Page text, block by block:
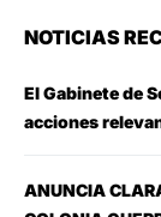
NOTICIAS
El Gabinete de
acciones
ANUNCIA